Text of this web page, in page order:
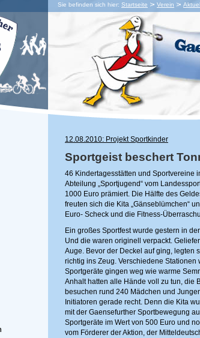
Sie befinden sich hier: Startseite Verein
12.08.2010: Projekt Sportkinder
Sportgeist beschert
46 Kindertagesstätten und Sportvereine
Abteilung „Sportjugend“ vom
1000 Euro prämiert. Die Hälfte des
freuten sich die Kita „Gänseblümchen“
Euro- Scheck und die Fitness-
Ein großes Sportfest wurde gestern in
Und die waren originell verpackt.
Auge. Bevor der Deckel auf ging, legten
richtig ins Zeug. Verschiedene
Sportgeräte gingen weg wie warme
Anhalt hatten alle Hände voll zu tun, die
besuchen rund 240 Mädchen und
Initiatoren gerade recht. Denn die Kita
mit der Gaensefurther Sportbewegung
Sportgeräte im Wert von 500 Euro und
vom Förderer der Aktion, der